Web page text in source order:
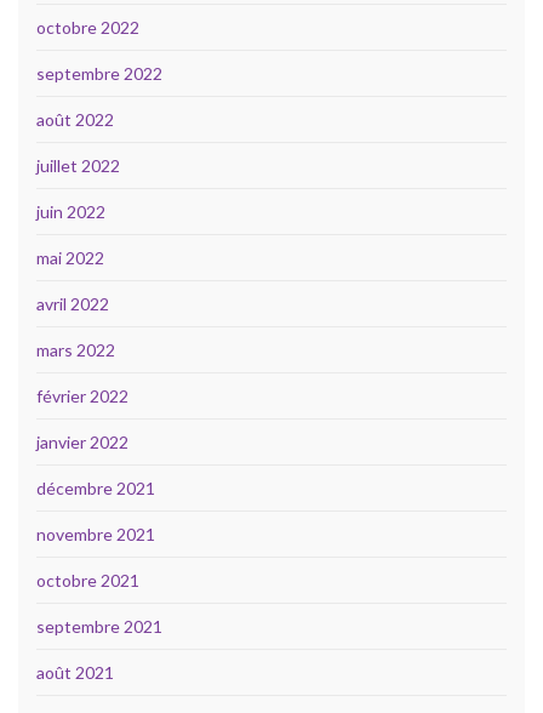
octobre 2022
septembre 2022
août 2022
juillet 2022
juin 2022
mai 2022
avril 2022
mars 2022
février 2022
janvier 2022
décembre 2021
novembre 2021
octobre 2021
septembre 2021
août 2021